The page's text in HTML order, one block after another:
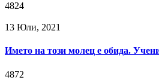
4824
13 Юли, 2021
Името на този молец е обида.
4872